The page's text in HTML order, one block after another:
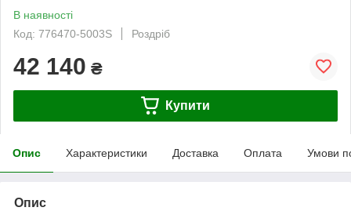
В наявності
Код: 776470-5003S
Роздріб
42 140 ₴
Купити
Опис Характеристики Доставка Оплата Умови
Опис